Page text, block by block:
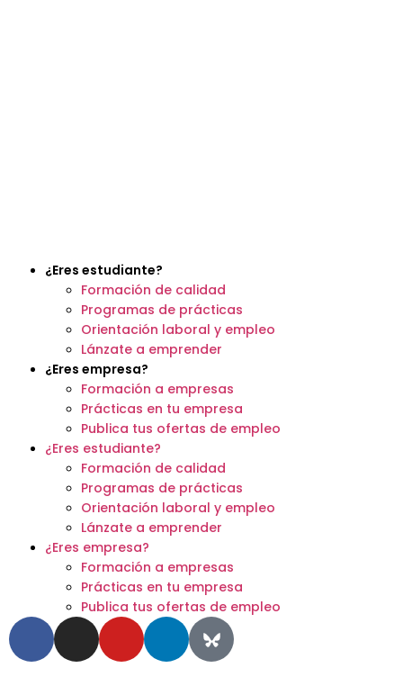
¿Eres estudiante?
Formación de calidad
Programas de prácticas
Orientación laboral y empleo
Lánzate a emprender
¿Eres empresa?
Formación a empresas
Prácticas en tu empresa
Publica tus ofertas de empleo
¿Eres estudiante?
Formación de calidad
Programas de prácticas
Orientación laboral y empleo
Lánzate a emprender
¿Eres empresa?
Formación a empresas
Prácticas en tu empresa
Publica tus ofertas de empleo